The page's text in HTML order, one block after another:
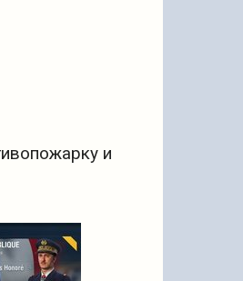
и